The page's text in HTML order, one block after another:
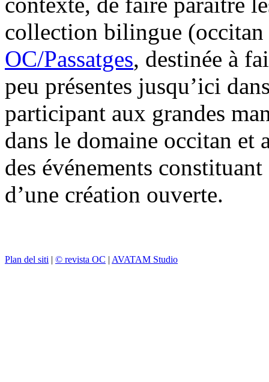
collection bilingue (occitan
OC/Passatges, destinée à
peu présentes jusqu’ici
participant aux grandes
dans le domaine occitan et
des événements
d’une création ouverte.
Plan del siti | © revista OC | AVATAM Studio